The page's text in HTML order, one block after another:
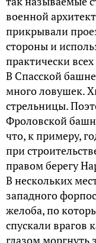
военной
прикрывали
стороны и
практически
В Спасской
много ловушек.
стрельницы.
Фроловской
что, к примеру,
при
правом берегу
В нескольких
западного
желоба, по
спускали врагов
глазом моргнуть